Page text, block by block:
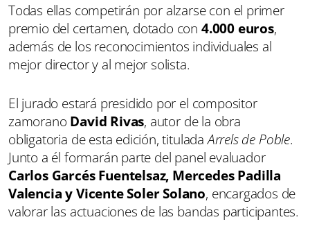
Todas ellas competirán por alzarse con el primer
premio del certamen, dotado con 4.000 euros,
además de los reconocimientos individuales al
mejor director y al mejor solista.
El jurado estará presidido por el compositor
zamorano David Rivas, autor de la obra
obligatoria de esta edición, tituladaArrels de Poble.
Junto a él formarán parte del panel evaluador
Carlos Garcés Fuentelsaz, Mercedes Padilla
Valencia y Vicente Soler Solano, encargados de
valorar las actuaciones de las bandas participantes.